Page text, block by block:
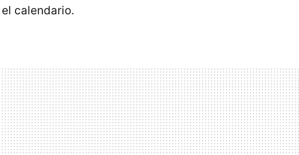
calendario.